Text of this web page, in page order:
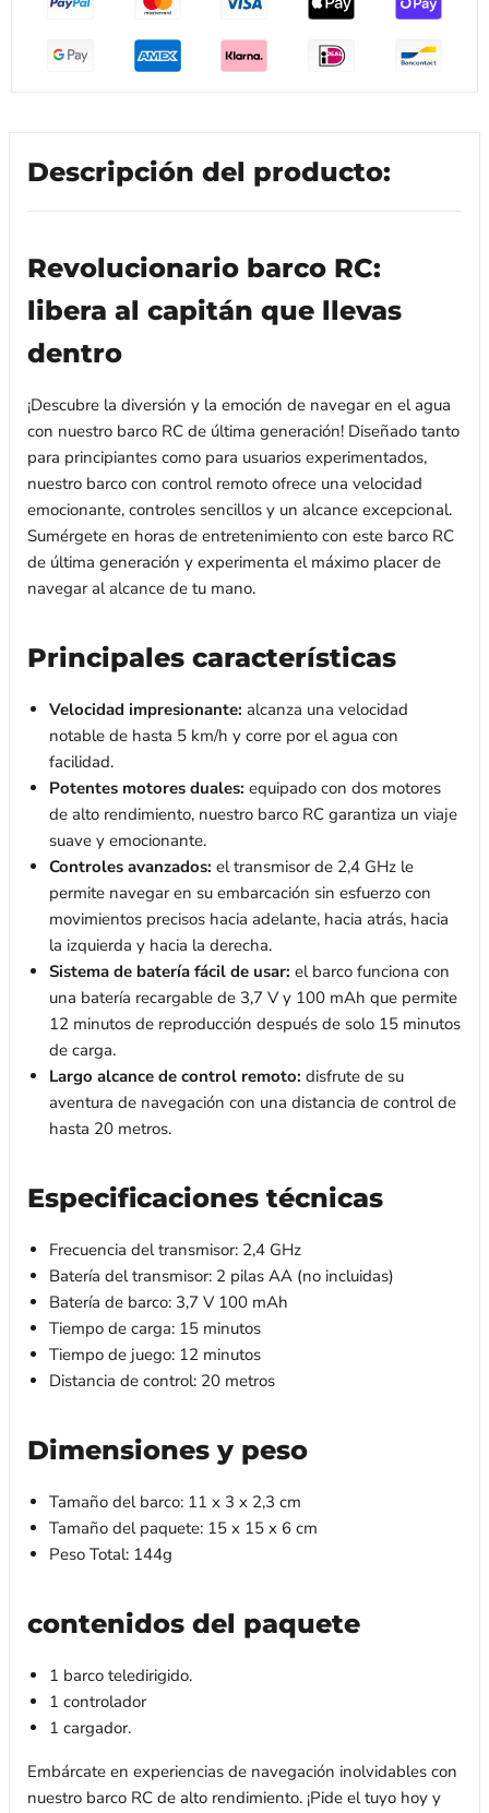
Descripción del producto:
Revolucionario barco RC:
libera al capitán que llevas
dentro
¡Descubre la diversión y la emoción de navegar en el agua
con nuestro barco RC de última generación! Diseñado tanto
para principiantes como para usuarios experimentados,
nuestro barco con control remoto ofrece una velocidad
emocionante, controles sencillos y un alcance excepcional.
Sumérgete en horas de entretenimiento con este barco RC
de última generación y experimenta el máximo placer de
navegar al alcance de tu mano.
Principales características
Velocidad impresionante: alcanza una velocidad
notable de hasta 5 km/h y corre por el agua con
facilidad.
Potentes motores duales: equipado con dos motores
de alto rendimiento, nuestro barco RC garantiza un viaje
suave y emocionante.
Controles avanzados: el transmisor de 2,4 GHz le
permite navegar en su embarcación sin esfuerzo con
movimientos precisos hacia adelante, hacia atrás, hacia
la izquierda y hacia la derecha.
Sistema de batería fácil de usar: el barco funciona con
una batería recargable de 3,7 V y 100 mAh que permite
12 minutos de reproducción después de solo 15 minutos
de carga.
Largo alcance de control remoto: disfrute de su
aventura de navegación con una distancia de control de
hasta 20 metros.
Especificaciones técnicas
Frecuencia del transmisor: 2,4 GHz
Batería del transmisor: 2 pilas AA (no incluidas)
Batería de barco: 3,7 V 100 mAh
Tiempo de carga: 15 minutos
Tiempo de juego: 12 minutos
Distancia de control: 20 metros
Dimensiones y peso
Tamaño del barco: 11 x 3 x 2,3 cm
Tamaño del paquete: 15 x 15 x 6 cm
Peso Total: 144g
contenidos del paquete
1 barco teledirigido.
1 controlador
1 cargador.
Embárcate en experiencias de navegación inolvidables con
nuestro barco RC de alto rendimiento. ¡Pide el tuyo hoy y